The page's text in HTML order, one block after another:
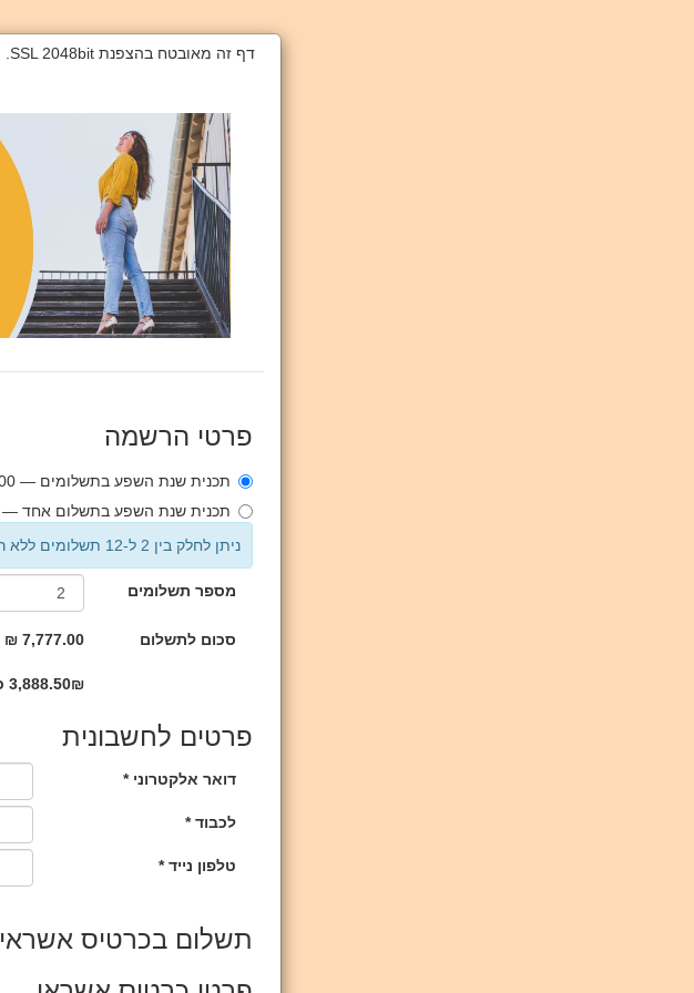
פרטי הרשמה
תכנית שנת השפע בתשלומים — 7,777.00 ₪
תכנית שנת השפע בתשלום אחד — 7,333.00 ₪
ניתן לחלק בין 2 ל-12 תשלומים ללא ריבית ושלא תופסים מסגרת אשראי
מספר תשלומים
סכום לתשלום 7,777.00 ₪
3,888.50₪ כל תשלום
פרטים לחשבונית
דואר אלקטרוני *
לכבוד *
טלפון נייד *
תשלום בכרטיס אשראי